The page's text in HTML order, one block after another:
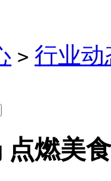
> 行业动
点燃美